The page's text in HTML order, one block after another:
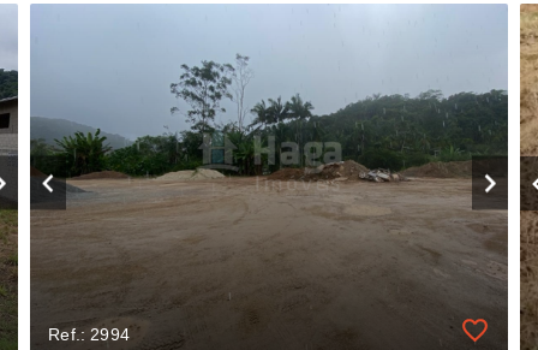
Ref.: 2994